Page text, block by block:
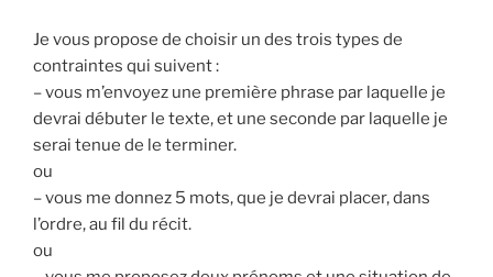
Je vous propose de choisir un des trois types de
contraintes qui suivent :
– vous m’envoyez une première phrase par laquelle je
devrai débuter le texte, et une seconde par laquelle je
serai tenue de le terminer.
ou
– vous me donnez 5 mots, que je devrai placer, dans
l’ordre, au fil du récit.
ou